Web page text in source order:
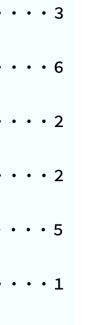
・・・３
・・・６
・・・２
・・・２
・・５
・・・１